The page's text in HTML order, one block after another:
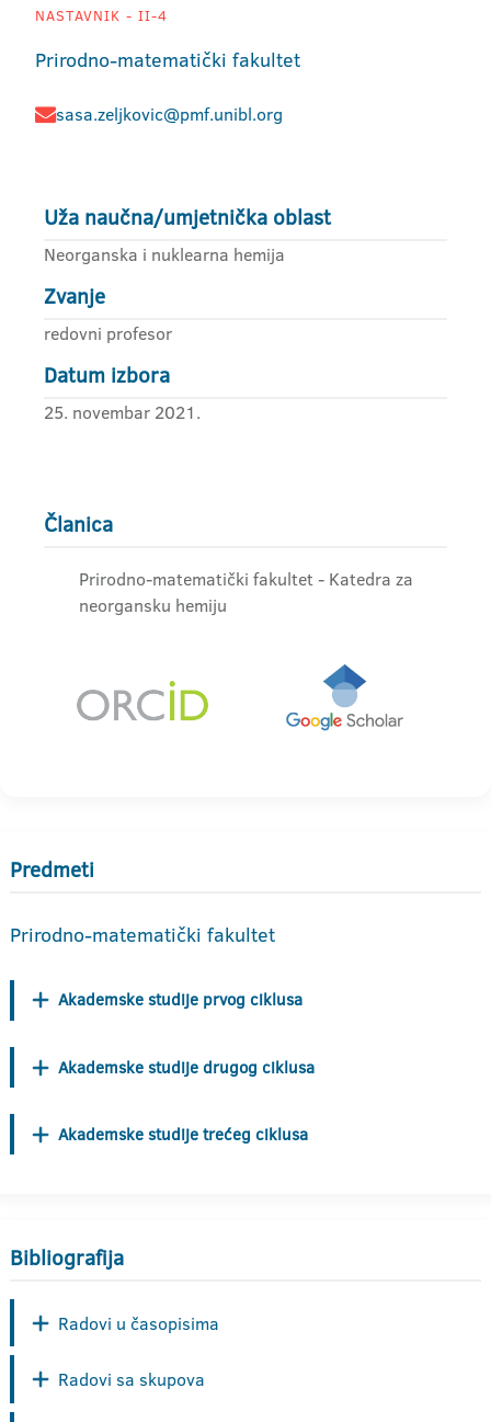
NASTAVNIK - II-4
Prirodno-matematički fakultet
sasa.zeljkovic@pmf.unibl.org
Uža naučna/umjetnička oblast
Neorganska i nuklearna hemija
Zvanje
redovni profesor
Datum izbora
25. novembar 2021.
Članica
Prirodno-matematički fakultet - Katedra za
neorgansku hemiju
Predmeti
Prirodno-matematički fakultet
Akademske studije prvog ciklusa
Akademske studije drugog ciklusa
Akademske studije trećeg ciklusa
Bibliografija
Radovi u časopisima
Radovi sa skupova